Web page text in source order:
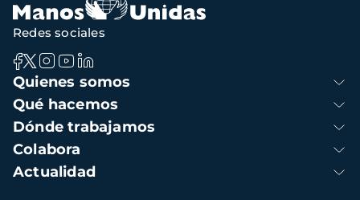
Navegación
principal
Quienes somos
Qué hacemos
Dónde trabajamos
Colabora
Actualidad
Redes sociales